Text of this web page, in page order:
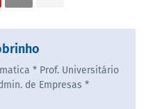
* Prof. Universitário
de Empresas *